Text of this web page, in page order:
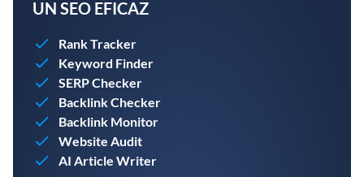
UN SEO EFICAZ
Rank Tracker
Keyword Finder
SERP Checker
Backlink Checker
Backlink Monitor
Website Audit
AI Article Writer